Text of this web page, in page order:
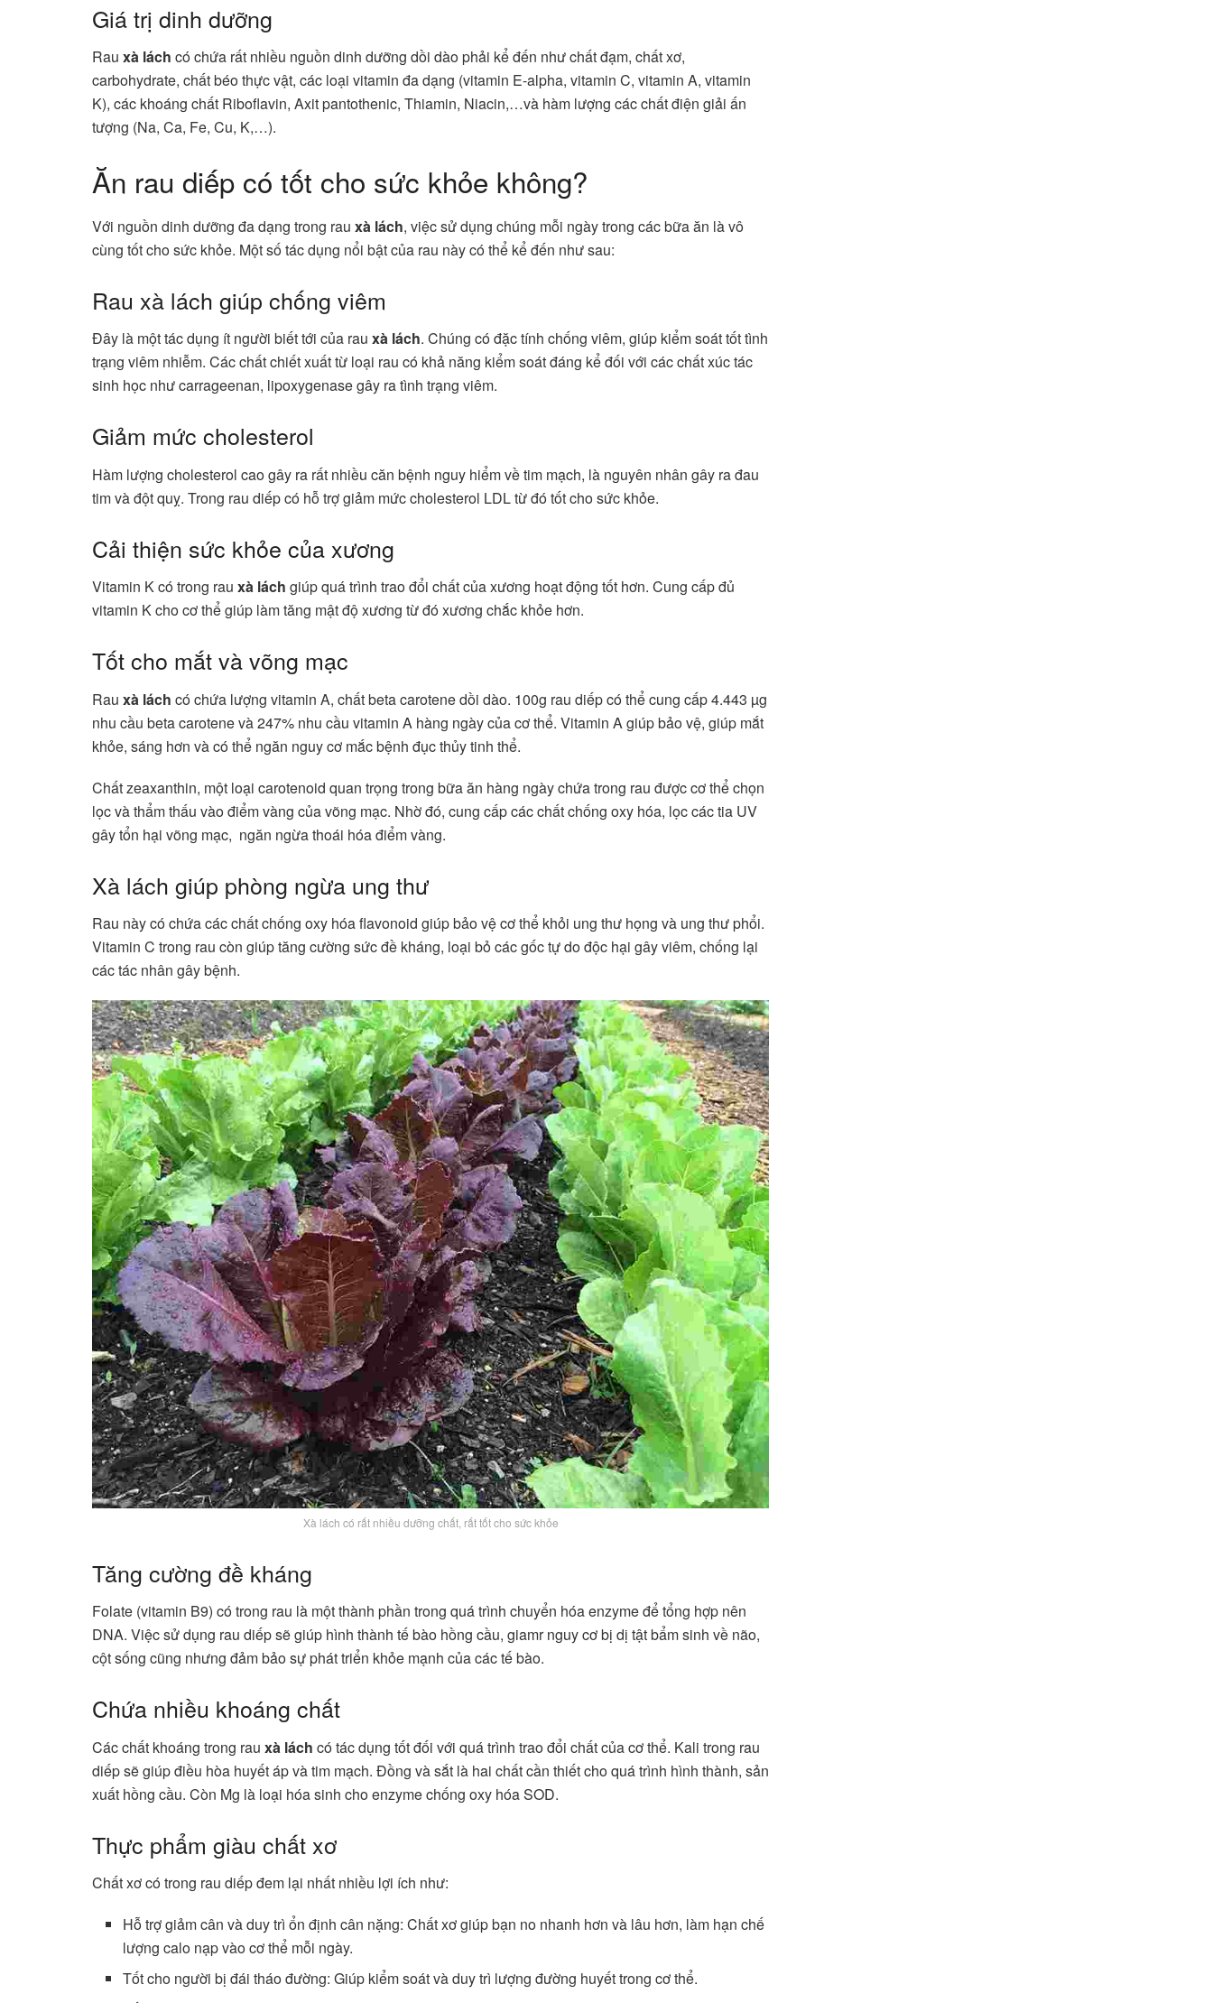
Giá trị dinh dưỡng
Rau xà lách có chứa rất nhiều nguồn dinh dưỡng dồi dào phải kể đến như chất đạm, chất xơ,
carbohydrate, chất béo thực vật, các loại vitamin đa dạng (vitamin E-alpha, vitamin C, vitamin A, vitamin
K), các khoáng chất Riboflavin, Axit pantothenic, Thiamin, Niacin,…và hàm lượng các chất điện giải ấn
tượng (Na, Ca, Fe, Cu, K,…).
Ăn rau diếp có tốt cho sức khỏe không?
Với nguồn dinh dưỡng đa dạng trong rau xà lách, việc sử dụng chúng mỗi ngày trong các bữa ăn là vô
cùng tốt cho sức khỏe. Một số tác dụng nổi bật của rau này có thể kể đến như sau:
Rau xà lách giúp chống viêm
Đây là một tác dụng ít người biết tới của rau xà lách. Chúng có đặc tính chống viêm, giúp kiểm soát tốt tình
trạng viêm nhiễm. Các chất chiết xuất từ loại rau có khả năng kiểm soát đáng kể đối với các chất xúc tác
sinh học như carrageenan, lipoxygenase gây ra tình trạng viêm.
Giảm mức cholesterol
Hàm lượng cholesterol cao gây ra rất nhiều căn bệnh nguy hiểm về tim mạch, là nguyên nhân gây ra đau
tim và đột quỵ. Trong rau diếp có hỗ trợ giảm mức cholesterol LDL từ đó tốt cho sức khỏe.
Cải thiện sức khỏe của xương
Vitamin K có trong rau xà lách giúp quá trình trao đổi chất của xương hoạt động tốt hơn. Cung cấp đủ
vitamin K cho cơ thể giúp làm tăng mật độ xương từ đó xương chắc khỏe hơn.
Tốt cho mắt và võng mạc
Rau xà lách có chứa lượng vitamin A, chất beta carotene dồi dào. 100g rau diếp có thể cung cấp 4.443 µg
nhu cầu beta carotene và 247% nhu cầu vitamin A hàng ngày của cơ thể. Vitamin A giúp bảo vệ, giúp mắt
khỏe, sáng hơn và có thể ngăn nguy cơ mắc bệnh đục thủy tinh thể.
Chất zeaxanthin, một loại carotenoid quan trọng trong bữa ăn hàng ngày chứa trong rau được cơ thể chọn
lọc và thẩm thấu vào điểm vàng của võng mạc. Nhờ đó, cung cấp các chất chống oxy hóa, lọc các tia UV
gây tổn hại võng mạc, ngăn ngừa thoái hóa điểm vàng.
Xà lách giúp phòng ngừa ung thư
Rau này có chứa các chất chống oxy hóa flavonoid giúp bảo vệ cơ thể khỏi ung thư họng và ung thư phổi.
Vitamin C trong rau còn giúp tăng cường sức đề kháng, loại bỏ các gốc tự do độc hại gây viêm, chống lại
các tác nhân gây bệnh.
Xà lách có rất nhiều dưỡng chất, rất tốt cho sức khỏe
Tăng cường đề kháng
Folate (vitamin B9) có trong rau là một thành phần trong quá trình chuyển hóa enzyme để tổng hợp nên
DNA. Việc sử dụng rau diếp sẽ giúp hình thành tế bào hồng cầu, giamr nguy cơ bị dị tật bẩm sinh về não,
cột sống cũng nhưng đảm bảo sự phát triển khỏe mạnh của các tế bào.
Chứa nhiều khoáng chất
Các chất khoáng trong rau xà lách có tác dụng tốt đối với quá trình trao đổi chất của cơ thể. Kali trong rau
diếp sẽ giúp điều hòa huyết áp và tim mạch. Đồng và sắt là hai chất cần thiết cho quá trình hình thành, sản
xuất hồng cầu. Còn Mg là loại hóa sinh cho enzyme chống oxy hóa SOD.
Thực phẩm giàu chất xơ
Chất xơ có trong rau diếp đem lại nhất nhiều lợi ích như:
Hỗ trợ giảm cân và duy trì ổn định cân nặng: Chất xơ giúp bạn no nhanh hơn và lâu hơn, làm hạn chế
lượng calo nạp vào cơ thể mỗi ngày.
Tốt cho người bị đái tháo đường: Giúp kiểm soát và duy trì lượng đường huyết trong cơ thể.